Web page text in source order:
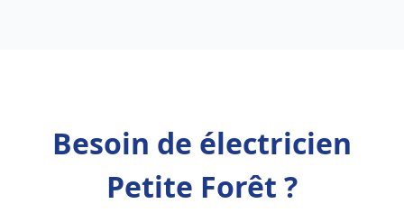
Besoin de électricien
Petite Forêt ?